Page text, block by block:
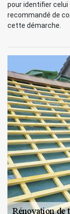
pour identifier
recommandé de
cette démarche.